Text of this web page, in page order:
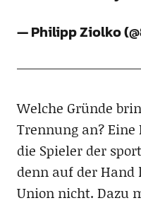
— Philipp Ziolko
Welche Gründe
Trennung an? Eine
die Spieler der
denn auf der Hand
Union nicht. Dazu